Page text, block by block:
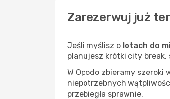
Zarezerwuj już
Jeśli myślisz o lotach do
planujesz krótki city break,
W Opodo zbieramy
niepotrzebnych
przebiegła sprawnie.